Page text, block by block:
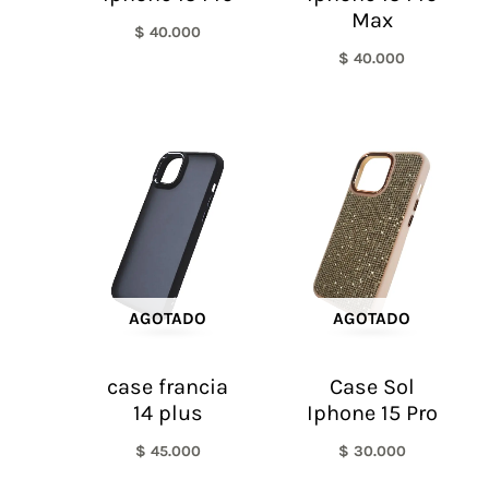
$ 40.000
Max
$ 40.000
AGOTADO
case francia
14 plus
$ 45.000
AGOTADO
Case Sol
Iphone 15 Pro
$ 30.000